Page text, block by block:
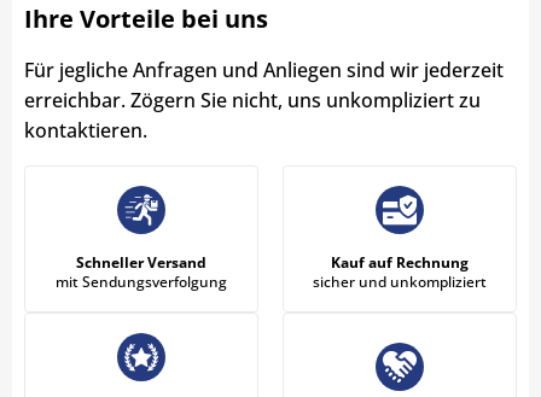
Ihre Vorteile bei uns
Für jegliche Anfragen und Anliegen sind wir jederzeit
erreichbar. Zögern Sie nicht, uns unkompliziert zu
kontaktieren.
Schneller Versand
mit Sendungsverfolgung
Kauf auf Rechnung
sicher und unkompliziert